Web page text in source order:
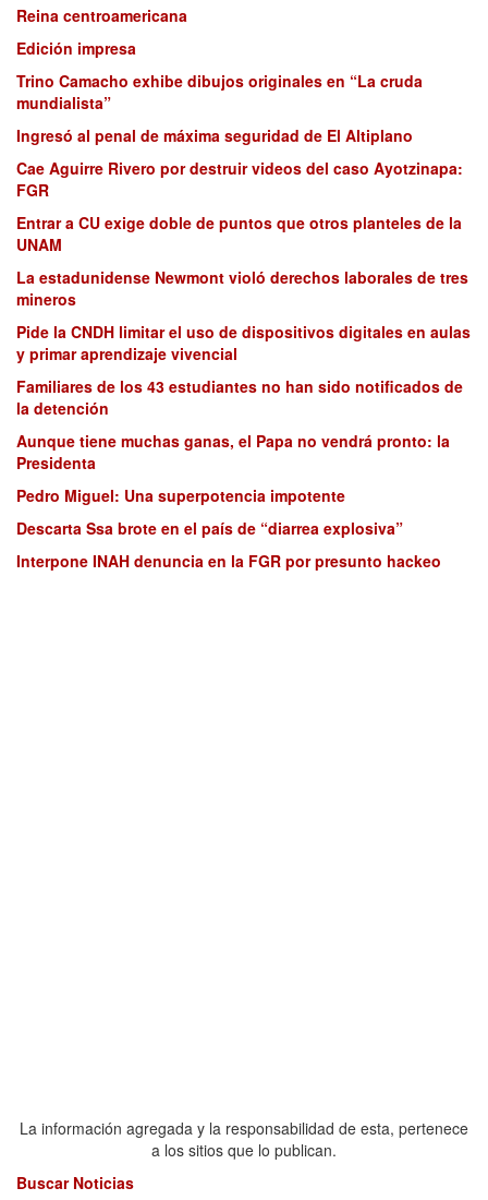
Reina centroamericana
Edición impresa
Trino Camacho exhibe dibujos originales en “La cruda
mundialista”
Ingresó al penal de máxima seguridad de El Altiplano
Cae Aguirre Rivero por destruir videos del caso Ayotzinapa:
FGR
Entrar a CU exige doble de puntos que otros planteles de la
UNAM
La estadunidense Newmont violó derechos laborales de tres
mineros
Pide la CNDH limitar el uso de dispositivos digitales en aulas
y primar aprendizaje vivencial
Familiares de los 43 estudiantes no han sido notificados de
la detención
Aunque tiene muchas ganas, el Papa no vendrá pronto: la
Presidenta
Pedro Miguel: Una superpotencia impotente
Descarta Ssa brote en el país de “diarrea explosiva”
Interpone INAH denuncia en la FGR por presunto hackeo
La información agregada y la responsabilidad de esta, pertenece
a los sitios que lo publican.
Buscar Noticias